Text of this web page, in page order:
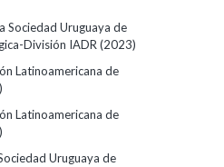
Sociedad Uruguaya de
División IADR (2023)
Latinoamericana de
Latinoamericana de
Uruguaya de